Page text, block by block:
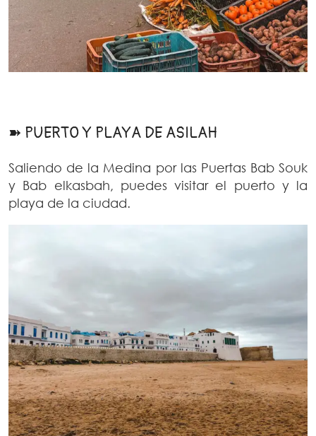
➽ PUERTO Y PLAYA DE ASILAH
Saliendo de la Medina por las Puertas Bab Souk
y Bab elkasbah, puedes visitar el puerto y la
playa de la ciudad.